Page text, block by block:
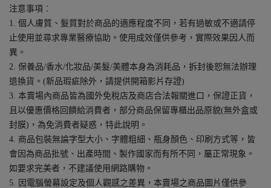
注意事項︰
1. 個人膚質、髮質對於商品的適應程度不同，若有過敏或不適請停
止使用並尋求專業醫療協助。使用成效僅供參考，實際效果因人而
異。
2. 保養品/香水/化妝品/美髮/美體本身為消耗品，拆封後恕無法辦理
退換貨。(新品瑕疵除外，請提供開箱影片存證)
3. 本賣場內商品皆為國外免稅店及商店合法報關進口，保證正貨，
且以優惠價格回饋給消費者，部分商品保留專櫃出品原貌(無外盒或
封膜)，為免消費者疑惑，特此說明。
4. 商品包裝無論字型大小、字體粗細、瓶身顏色、印刷方式等，皆
會因為商品批號、出產時間、製作國家而有所不同，屬正常現象。
如要求完美者，不建議使用網路購物。
5. 因電腦螢幕設定及個人觀感之差異，本賣場之商品圖片僅供參